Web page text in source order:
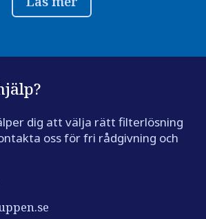
dig att välja rätt filterlösning
oss för fri rådgivning och